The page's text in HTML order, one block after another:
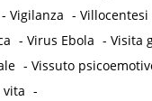
-Vigilanza -Villocentesi
-Virus Ebola -Visita
-Vissuto
vita -